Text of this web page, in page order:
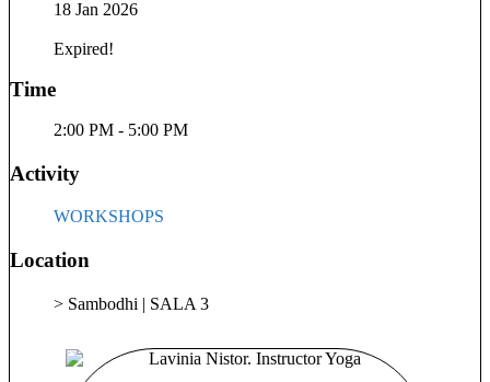
cadou pe care vreau sa îl impart cu tine și cu toată lumea.
18 Jan 2026
Expired!
Time
2:00 PM - 5:00 PM
Activity
WORKSHOPS
Location
> Sambodhi | SALA 3